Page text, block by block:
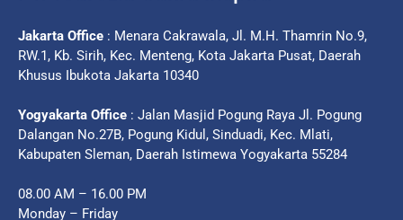
Jakarta Office : Menara Cakrawala, Jl. M.H. Thamrin No.9,
RW.1, Kb. Sirih, Kec. Menteng, Kota Jakarta Pusat, Daerah
Khusus Ibukota Jakarta 10340
Yogyakarta Office : Jalan Masjid Pogung Raya Jl. Pogung
Dalangan No.27B, Pogung Kidul, Sinduadi, Kec. Mlati,
Kabupaten Sleman, Daerah Istimewa Yogyakarta 55284
08.00 AM – 16.00 PM
Monday – Friday